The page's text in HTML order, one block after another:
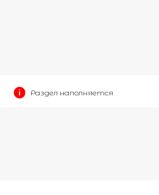
Раздел наполняется